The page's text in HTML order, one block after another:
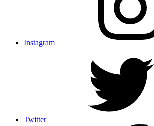
Instagram
Twitter